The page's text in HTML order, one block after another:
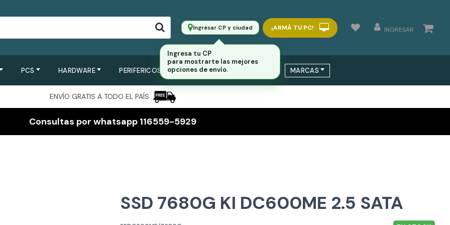
Ingresar CP y ciudad ¡ARMÁ TU PC! INGRESAR
PCS HARDWARE PERIFERICOS SERVIDORES / SWITCHS MARCAS
ENVÍO GRATIS A TODO EL PAÍS
Consultas por whatsapp 116559-5929
SSD 7680G KI DC600ME 2.5 SATA